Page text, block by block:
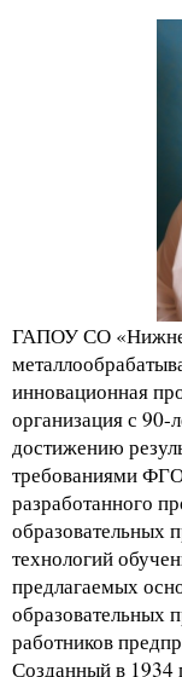
ГАПОУ СО
инновационная
организация с 90-
достижению
требованиями
разработанного
образовательных
технологий
предлагаемых
образовательных
работников
Созданный в 1934